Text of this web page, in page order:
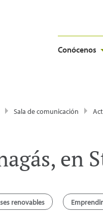
Conócenos
Sala de comunicación
en
renovables